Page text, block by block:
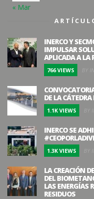
« Mar
INERCO Y
IMPULSAR
APLICADA A LA
766 VIEWS BY
DE LA
1.1K VIEWS BY
INERCO SE
1.3K VIEWS BY
LA CREACIÓN
DEL
LAS ENERGÍAS
RESIDUOS